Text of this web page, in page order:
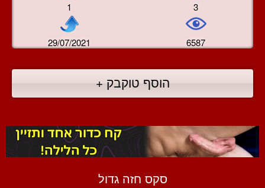
1 3
29/07/2021 6587
הוסף טוקבק +
סקס חזה גדול